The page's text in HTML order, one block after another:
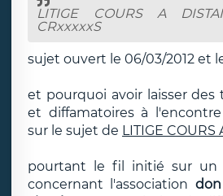
LITIGE COURS A
CRxxxxxS
sujet ouvert le 06/03/2012 et
et pourquoi avoir laisser des
et diffamatoires à
sur le sujet de LITIGE COURS
pourtant le fil initié sur un
concernant l'association